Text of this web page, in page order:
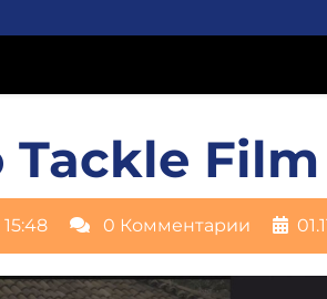
Tackle
15:48 0 Комментарии